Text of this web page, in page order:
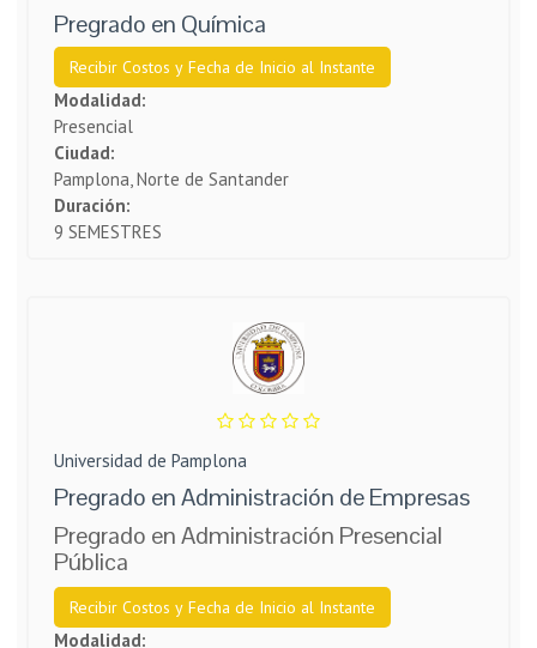
Pregrado en Química
Recibir Costos y Fecha de Inicio al Instante
Modalidad:
Presencial
Ciudad:
Pamplona, Norte de Santander
Duración:
9 SEMESTRES
Universidad de Pamplona
Pregrado en Administración de Empresas
Pregrado en Administración Presencial
Pública
Recibir Costos y Fecha de Inicio al Instante
Modalidad: